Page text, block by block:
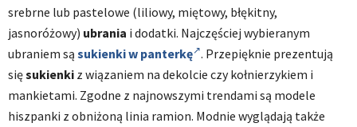
srebrne lub pastelowe (liliowy, miętowy, błękitny,
jasnoróżowy) ubrania i dodatki. Najczęściej wybieranym
ubraniem są sukienki w panterkę . Przepięknie prezentują
sięsukienki z wiązaniem na dekolcie czy kołnierzykiem i
mankietami. Zgodne z najnowszymi trendami są modele
hiszpanki z obniżoną linia ramion. Modnie wyglądają także